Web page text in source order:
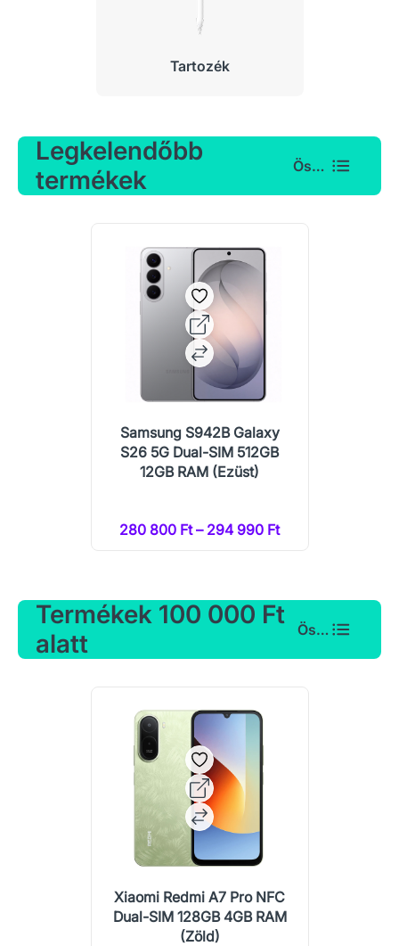
Tartozék
Legkelendőbb
termékek
Összes
Samsung S942B Galaxy
S26 5G Dual-SIM 512GB
12GB RAM (Ezüst)
280 800 Ft – 294 990 Ft
Termékek 100 000 Ft
alatt
Összes
Xiaomi Redmi A7 Pro NFC
Dual-SIM 128GB 4GB RAM
(Zöld)